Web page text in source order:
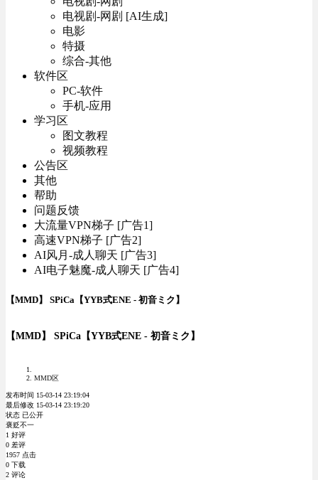
电视剧-网剧 [AI生成]
电影
特摄
综合-其他
软件区
PC-软件
手机-应用
学习区
图文教程
视频教程
公告区
其他
帮助
问题反馈
大流量VPN梯子 [广告1]
高速VPN梯子 [广告2]
AI风月-成人聊天 [广告3]
AI电子魅魔-成人聊天 [广告4]
【MMD】 SPiCa【YYB式ENE - 初音ミク】
【MMD】 SPiCa【YYB式ENE - 初音ミク】
MMD区
发布时间 15-03-14 23:19:04
最后修改 15-03-14 23:19:20
状态 已公开
褒贬不一
1 好评
0 差评
1957 点击
0 下载
2 评论